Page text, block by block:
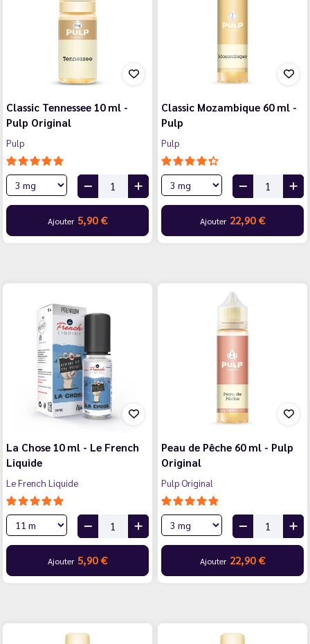
Classic Tennessee 10 ml -
Pulp Original
Pulp
Ajouter 5,90 €
Classic Mozambique 60 ml -
Pulp
Pulp
Ajouter 22,90 €
La Chose 10 ml - Le French
Liquide
Le French Liquide
Ajouter 5,90 €
Peau de Pêche 60 ml - Pulp
Original
Pulp Original
Ajouter 22,90 €